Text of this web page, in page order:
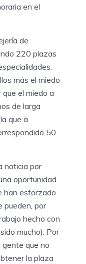
en el
de
220 plazas
más el miedo
el miedo a
de larga
que a
50
noticia por
oportunidad
han esforzado
pueden, por
hecho con
mucho). Por
gente que no
la plaza